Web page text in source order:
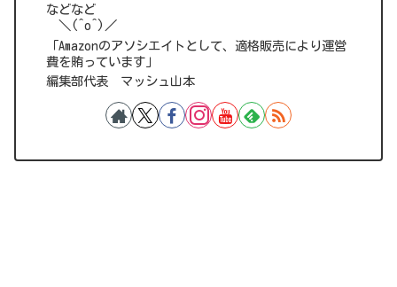
などなど
＼(^o^)／
「Amazonのアソシエイトとして、適格販売により運営
費を賄っています」
編集部代表 マッシュ山本